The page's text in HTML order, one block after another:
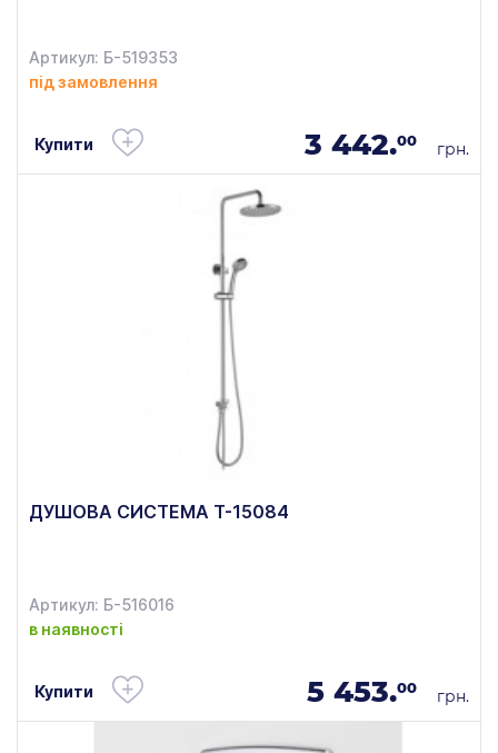
Артикул: Б-519353
під замовлення
Купити 3 442.00 грн.
ДУШОВА СИСТЕМА T-15084
Артикул: Б-516016
в наявності
Купити 5 453.00 грн.